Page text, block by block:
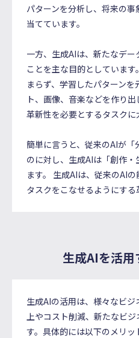
パターンを分析し、将来の
当てています。
一方、生成AIは、新たなデ
ことを主な目的としていま
まらず、学習したパターン
ト、画像、音楽などを作り
革新性を必要とするタスクに
簡単に言うと、従来のAIが「
のに対し、生成AIは「創作
ます。 生成AIは、従来のAI
タスクをこなせるようにする
生成AIを活用
生成AIの活用は、様々なビ
上やコスト削減、新たなビ
す。具体的には以下のメリッ